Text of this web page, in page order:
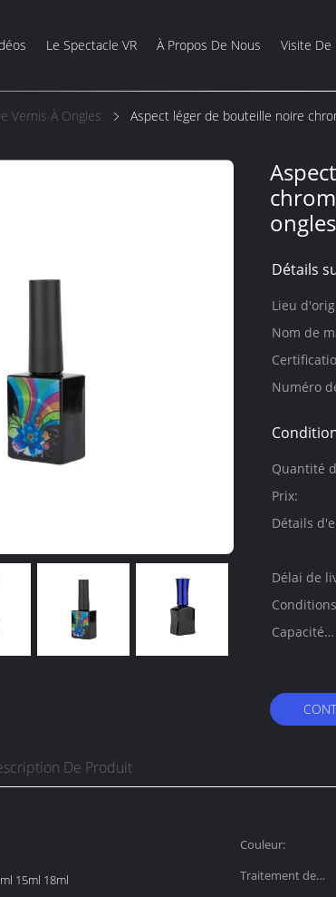
Le Spectacle VR À Propos De Nous Visite De
Vernis À Ongles Aspect léger de bouteille noire
Détails
Lieu
Nom de
Numéro
Quantité
min:
Prix:
Détails
Délai de
paiement:
Capacité
De Produit
Couleur:
15ml 18ml
Traitement de